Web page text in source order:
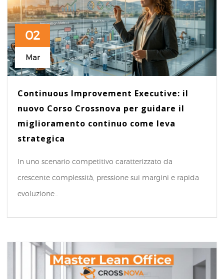
02
Mar
Continuous Improvement Executive: il
nuovo Corso Crossnova per guidare il
miglioramento continuo come leva
strategica
In uno scenario competitivo caratterizzato da
crescente complessità, pressione sui margini e rapida
evoluzione…